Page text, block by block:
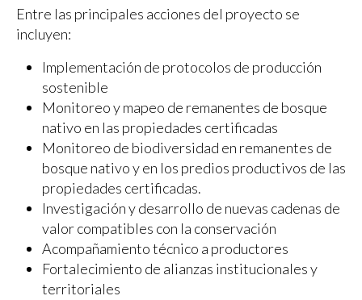
Entre las principales acciones del proyecto se
incluyen:
Implementación de protocolos de producción
sostenible
Monitoreo y mapeo de remanentes de bosque
nativo en las propiedades certificadas
Monitoreo de biodiversidad en remanentes de
bosque nativo y en los predios productivos de las
propiedades certificadas.
Investigación y desarrollo de nuevas cadenas de
valor compatibles con la conservación
Acompañamiento técnico a productores
Fortalecimiento de alianzas institucionales y
territoriales